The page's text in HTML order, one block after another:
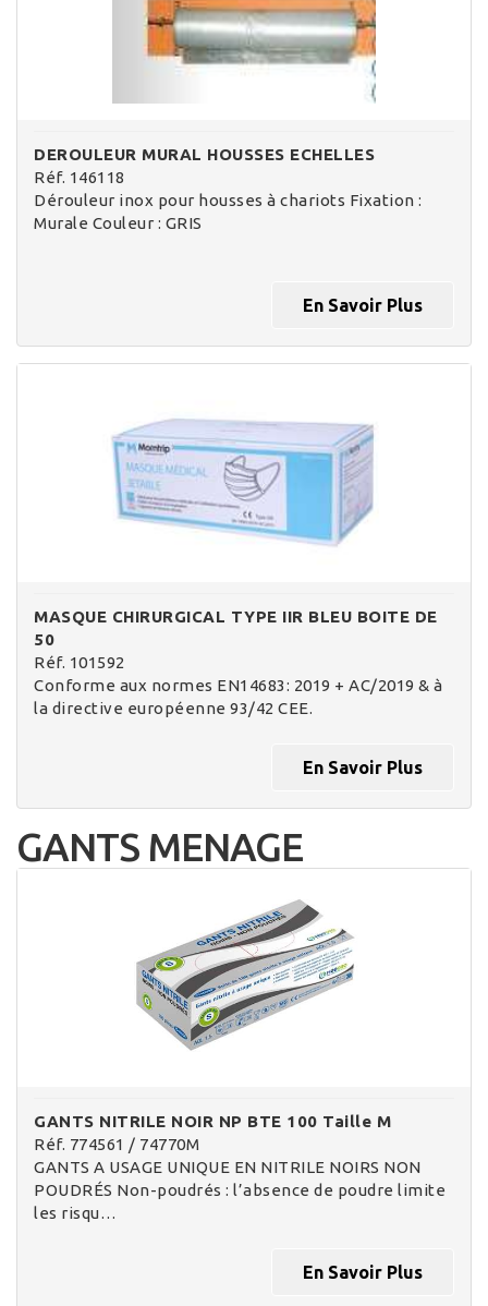
DEROULEUR MURAL HOUSSES ECHELLES
Réf. 146118
Dérouleur inox pour housses à chariots Fixation :
Murale Couleur : GRIS
En Savoir Plus
MASQUE CHIRURGICAL TYPE IIR BLEU BOITE DE
50
Réf. 101592
Conforme aux normes EN14683: 2019 + AC/2019 & à
la directive européenne 93/42 CEE.
En Savoir Plus
GANTS MENAGE
GANTS NITRILE NOIR NP BTE 100 Taille M
Réf. 774561 / 74770M
GANTS A USAGE UNIQUE EN NITRILE NOIRS NON
POUDRÉS Non-poudrés : l’absence de poudre limite
les risqu…
En Savoir Plus